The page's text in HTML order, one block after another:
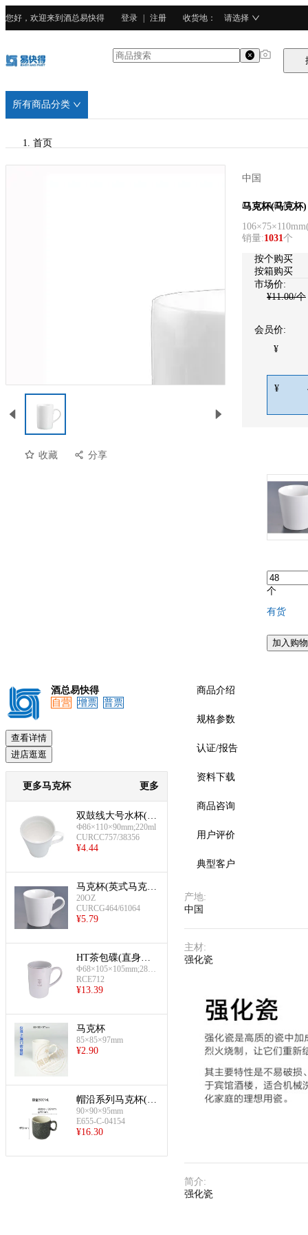
您好，欢迎来到酒总易快得 登录 注册 收货地 ： 请选择
所有商品分类
首页
收藏 分享
中国
CURTA科得
马克杯(马克杯)
106×75×110mm
销量:1031个
按个购买
按箱购买
市场价:
¥11.00/个
会员价:
¥
¥
个
有货
加入购
酒总易快得
自营
增票 普票
查看详情
进店逛逛
更多马克杯 更多
双鼓线大号水杯(22
0ml)
Ф86×110×90mm;220ml
CURCC757/38356
¥4.44
马克杯(英式马克
杯)
20OZ
CURCG464/61064
¥5.79
HT茶包碟(直身马
克杯-白色)
Φ68×105×105mm;280m
lRCE712
¥13.39
马克杯
85×85×97mm
¥2.90
帽沿系列马克杯(黑
色)
90×90×95mm
E655-C-04154
¥16.30
商品介绍
规格参数
认证/报告
资料下载
商品咨询
用户评价
典型客户
产地:
中国
主材:
强化瓷
简介:
强化瓷